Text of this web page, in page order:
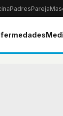
PadresPareja